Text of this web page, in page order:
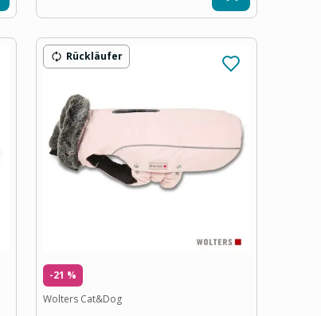
Rückläufer
-21 %
Wolters Cat&Dog